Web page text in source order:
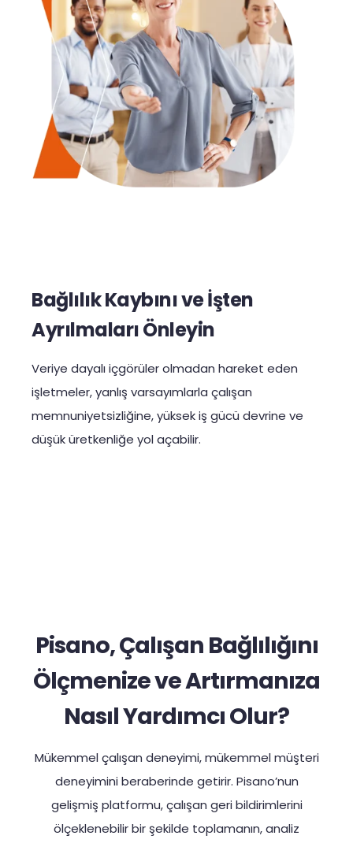
Bağlılık Kaybını ve İşten
Ayrılmaları Önleyin
Veriye dayalı içgörüler olmadan hareket eden
işletmeler, yanlış varsayımlarla çalışan
memnuniyetsizliğine, yüksek iş gücü devrine ve
düşük üretkenliğe yol açabilir.
Pisano, Çalışan Bağlılığını
Ölçmenize ve Artırmanıza
Nasıl Yardımcı Olur?
Mükemmel çalışan deneyimi, mükemmel müşteri
deneyimini beraberinde getirir. Pisano’nun
gelişmiş platformu, çalışan geri bildirimlerini
ölçeklenebilir bir şekilde toplamanın, analiz